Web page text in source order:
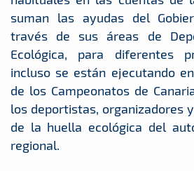
suman las ayudas del
través de sus áreas de
Ecológica, para diferentes
incluso se están ejecutando
de los Campeonatos de
los deportistas, organizadores
de la huella ecológica del
regional.